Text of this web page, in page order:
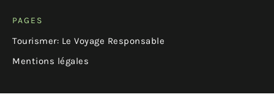
PAGES
Tourismer: Le Voyage Responsable
Mentions légales